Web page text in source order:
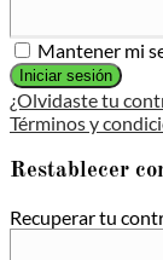
Mantener mi
Iniciar sesión
¿Olvidaste tu
Términos y
Restablecer
Recuperar tu